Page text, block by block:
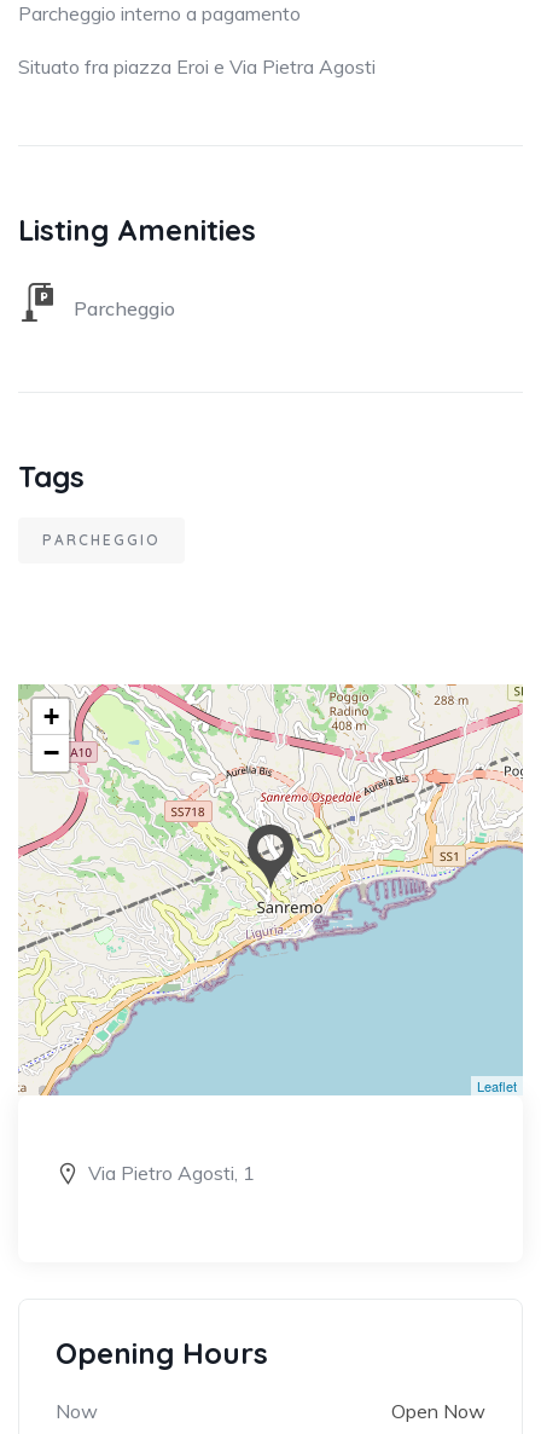
Parcheggio interno a pagamento
Situato fra piazza Eroi e Via Pietra Agosti
Listing Amenities
Parcheggio
Tags
PARCHEGGIO
+
−
Leaflet
Via Pietro Agosti, 1
Opening Hours
Now Open Now